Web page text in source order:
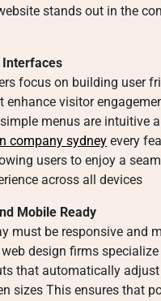
stands out in the
Interfaces
focus on building user
enhance visitor
menus are intuitive
company sydney every
users to enjoy a
across all devices
Mobile Ready
must be responsive and
design firms specialize
that automatically
sizes This ensures that